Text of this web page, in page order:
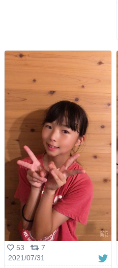
53
7
2021/07/31